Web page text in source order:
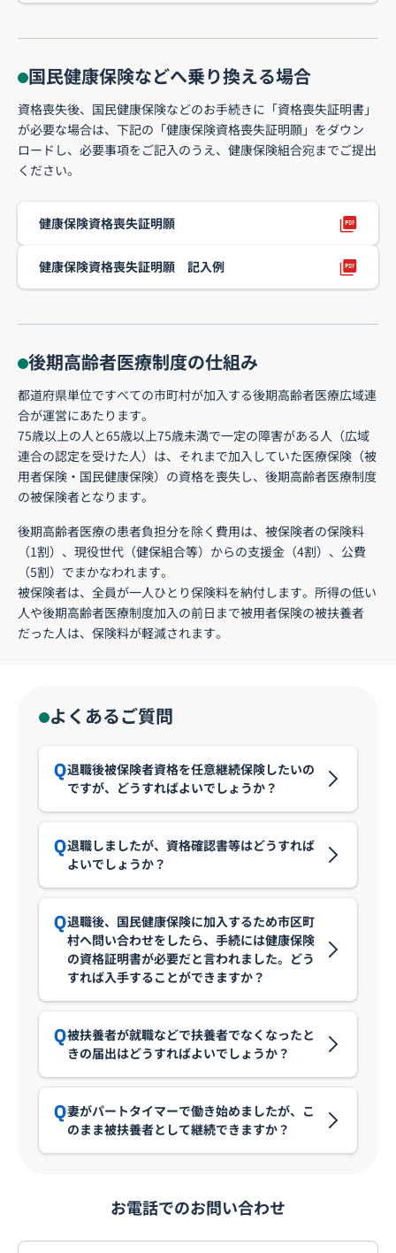
国民健康保険などへ乗り換える場合
資格喪失後、国民健康保険などのお手続きに「資格喪失証明書」
が必要な場合は、下記の「健康保険資格喪失証明願」をダウン
ロードし、必要事項をご記入のうえ、健康保険組合宛までご提出
ください。
健康保険資格喪失証明願
健康保険資格喪失証明願 記入例
後期高齢者医療制度の仕組み
都道府県単位ですべての市町村が加入する後期高齢者医療広域連
合が運営にあたります。
75歳以上の人と65歳以上75歳未満で一定の障害がある人（広域
連合の認定を受けた人）は、それまで加入していた医療保険（被
用者保険・国民健康保険）の資格を喪失し、後期高齢者医療制度
の被保険者となります。
後期高齢者医療の患者負担分を除く費用は、被保険者の保険料
（1割）、現役世代（健保組合等）からの支援金（4割）、公費
（5割）でまかなわれます。
被保険者は、全員が一人ひとり保険料を納付します。所得の低い
人や後期高齢者医療制度加入の前日まで被用者保険の被扶養者
だった人は、保険料が軽減されます。
よくあるご質問
退職後被保険者資格を任意継続保険したいの
ですが、どうすればよいでしょうか？
退職しましたが、資格確認書等はどうすれば
よいでしょうか？
退職後、国民健康保険に加入するため市区町
村へ問い合わせをしたら、手続には健康保険
の資格証明書が必要だと言われました。どう
すれば入手することができますか？
被扶養者が就職などで扶養者でなくなったと
きの届出はどうすればよいでしょうか？
妻がパートタイマーで働き始めましたが、こ
のまま被扶養者として継続できますか？
お電話でのお問い合わせ